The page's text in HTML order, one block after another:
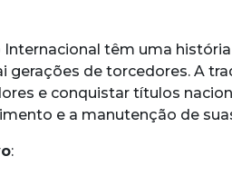
têm uma história
gerações de torcedores. A
e conquistar títulos
e a manutenção de
: